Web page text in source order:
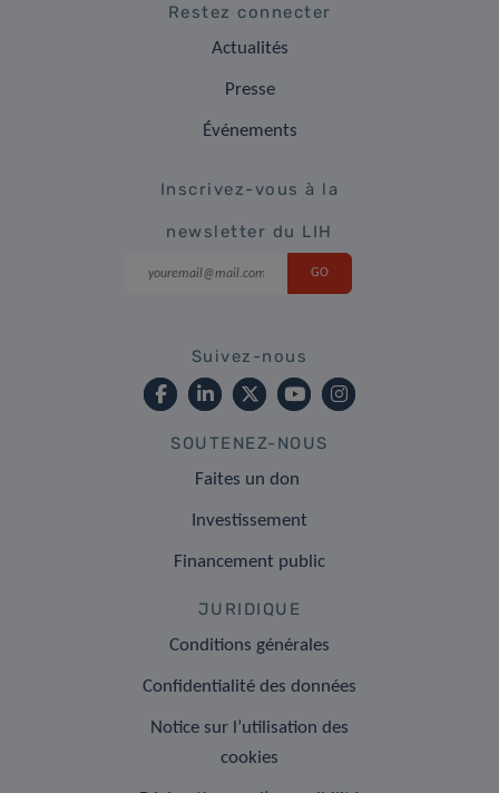
Restez connecter
Actualités
Presse
Événements
Inscrivez-vous à la
newsletter du LIH
Suivez-nous
SOUTENEZ-NOUS
Faites un don
Investissement
Financement public
JURIDIQUE
Conditions générales
Confidentialité des données
Notice sur l’utilisation des
cookies